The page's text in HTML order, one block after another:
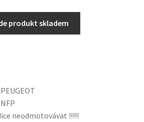
produkt skladem
neodmotovávat !!!!!